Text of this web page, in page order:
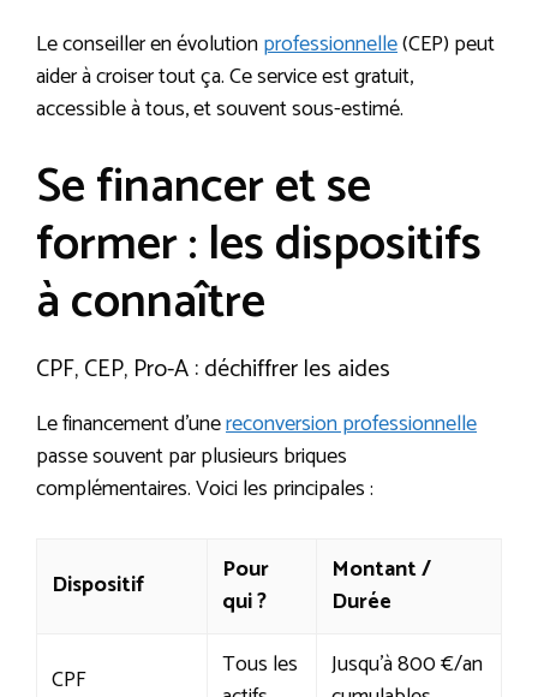
Le conseiller en évolutionprofessionnelle(CEP) peut
aider à croiser tout ça. Ce service est gratuit,
accessible à tous, et souvent sous-estimé.
Se financer et se
former : les dispositifs
à connaître
CPF, CEP, Pro-A : déchiffrer les aides
Le financement d’unereconversion professionnelle
passe souvent par plusieurs briques
complémentaires. Voici les principales :
Dispositif
Pour
qui ?
Montant /
Durée
CPF
Tous les
Jusqu’à 800 €/an